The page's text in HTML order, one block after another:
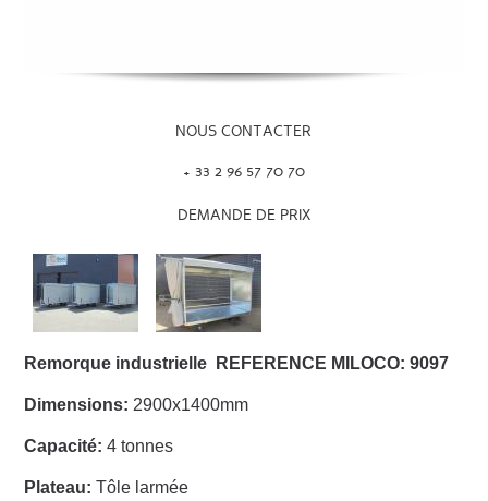
NOUS CONTACTER
+ 33 2 96 57 70 70
DEMANDE DE PRIX
Remorque industrielle REFERENCE MILOCO: 9097
Dimensions: 2900x1400mm
Capacité: 4 tonnes
Plateau: Tôle larmée